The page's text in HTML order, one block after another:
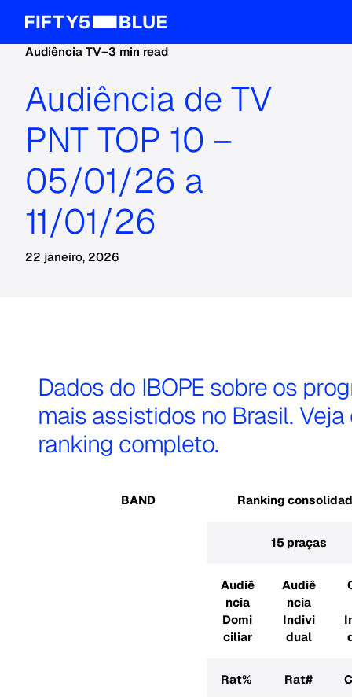
Audiência TV–3 min read
Audiência de TV
PNT TOP 10 –
05/01/26 a
11/01/26
22 janeiro, 2026
Dados do IBOPE sobre os
mais assistidos no Brasil. Veja
ranking completo.
BAND Ranking
15 praças
Audiê
ncia
Domi
ciliar
Audiê
ncia
Indivi
dual
Rat% Rat#